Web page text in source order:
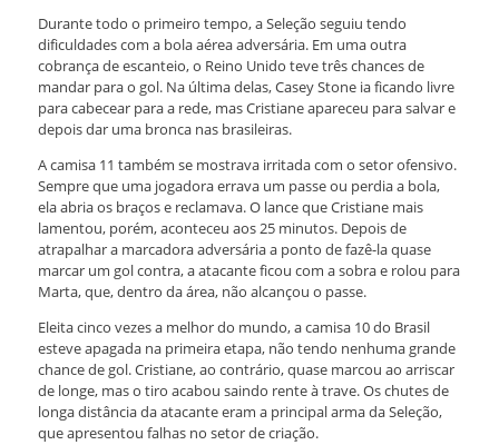
Durante todo o primeiro tempo, a Seleção seguiu tendo
dificuldades com a bola aérea adversária. Em uma outra
cobrança de escanteio, o Reino Unido teve três chances de
mandar para o gol. Na última delas, Casey Stone ia ficando livre
para cabecear para a rede, mas Cristiane apareceu para salvar e
depois dar uma bronca nas brasileiras.
A camisa 11 também se mostrava irritada com o setor ofensivo.
Sempre que uma jogadora errava um passe ou perdia a bola,
ela abria os braços e reclamava. O lance que Cristiane mais
lamentou, porém, aconteceu aos 25 minutos. Depois de
atrapalhar a marcadora adversária a ponto de fazê-la quase
marcar um gol contra, a atacante ficou com a sobra e rolou para
Marta, que, dentro da área, não alcançou o passe.
Eleita cinco vezes a melhor do mundo, a camisa 10 do Brasil
esteve apagada na primeira etapa, não tendo nenhuma grande
chance de gol. Cristiane, ao contrário, quase marcou ao arriscar
de longe, mas o tiro acabou saindo rente à trave. Os chutes de
longa distância da atacante eram a principal arma da Seleção,
que apresentou falhas no setor de criação.